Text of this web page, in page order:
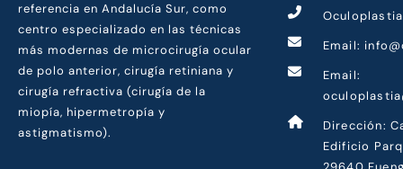
referencia en Andalucía Sur, como
centro especializado en las técnicas
más modernas de microcirugía ocular
de polo anterior, cirugía retiniana y
cirugía refractiva (cirugía de la
miopía, hipermetropía y
astigmatismo).
Email:
Email:
Dirección:
Edificio